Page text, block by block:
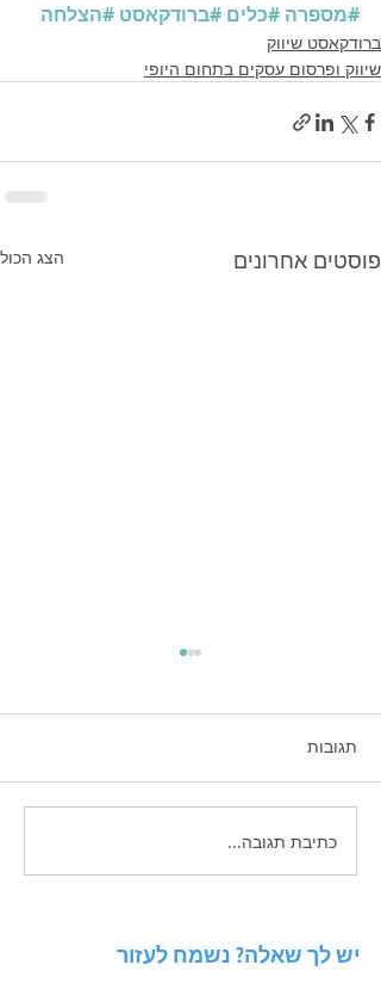
#מספרה #כלים #ברודקאסט #הצלחה
ברודקאסט שיווק
שיווק ופרסום עסקים בתחום היופי
פוסטים אחרונים הצג הכול
זכויות יוצרים בשיווק
הדיגיטלי - בעידן הAI
תגובות
כתיבת תגובה...
יש לך שאלה? נשמח לעזור